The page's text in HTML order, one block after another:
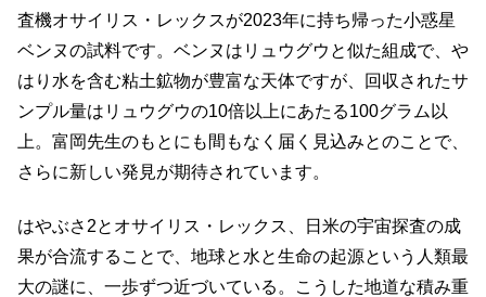
査機オサイリス・レックスが2023年に持ち帰った小惑星
ベンヌの試料です。ベンヌはリュウグウと似た組成で、や
はり水を含む粘土鉱物が豊富な天体ですが、回収されたサ
ンプル量はリュウグウの10倍以上にあたる100グラム以
上。富岡先生のもとにも間もなく届く見込みとのことで、
さらに新しい発見が期待されています。
はやぶさ2とオサイリス・レックス、日米の宇宙探査の成
果が合流することで、地球と水と生命の起源という人類最
大の謎に、一歩ずつ近づいている。こうした地道な積み重